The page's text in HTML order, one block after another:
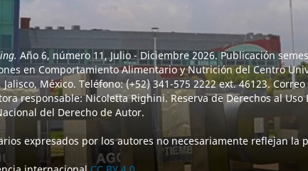
Año 6, número 11, Julio - Diciembre 2026. Publicación
en Comportamiento Alimentario y Nutrición del Centro
Jalisco, México. Teléfono: (+52) 341-575 2222 ext. 46123.
responsable: Nicoletta Righini. Reserva de Derechos al
del Derecho de Autor.
expresados por los autores no necesariamente reflejan